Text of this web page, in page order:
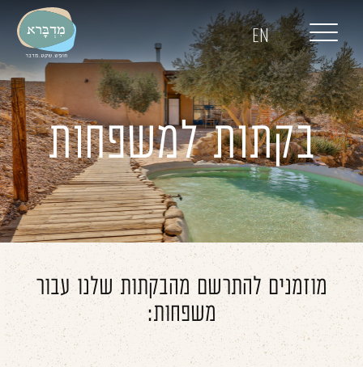
דלג לסרגל הניווט
EN
בקתות למשפחות
מוזמנים להתרשם מהבקתות שלנו עבור
משפחות: